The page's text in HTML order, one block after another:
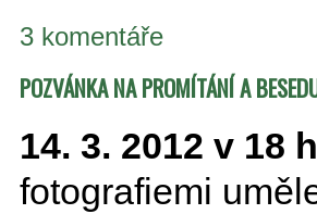
3 komentáře
POZVÁNKA NA PROMÍTÁNÍ A
14. 3. 2012 v 18
fotografiemi